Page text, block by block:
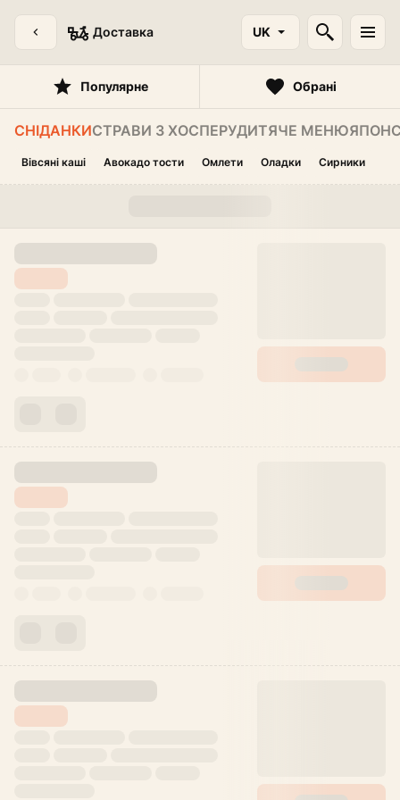
Доставка UK
Популярне Обрані
СНІДАНКИСТРАВИ З ХОСПЕРУДИТЯЧЕ МЕНЮ
Вівсяні каші Авокадо тости Омлети Оладки Сирники